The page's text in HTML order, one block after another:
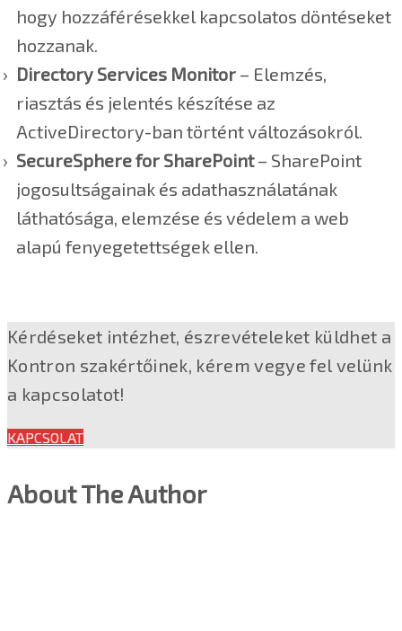
hogy hozzáférésekkel kapcsolatos döntéseket
hozzanak.
Directory Services Monitor – Elemzés,
riasztás és jelentés készítése az
ActiveDirectory-ban történt változásokról.
SecureSphere for SharePoint– SharePoint
jogosultságainak és adathasználatának
láthatósága, elemzése és védelem a web
alapú fenyegetettségek ellen.
Kérdéseket intézhet, észrevételeket küldhet a
Kontron szakértőinek, kérem vegye fel velünk
a kapcsolatot!
KAPCSOLAT
About The Author